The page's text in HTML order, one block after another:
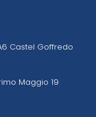
Castel Goffredo
Maggio 19